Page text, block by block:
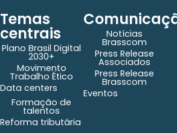
Temas
centrais
Plano Brasil Digital
2030+
Movimento
Trabalho Ético
Data centers
Formação de
talentos
Reforma tributária
Notícias
Brasscom
Press Release
Associados
Press Release
Brasscom
Eventos